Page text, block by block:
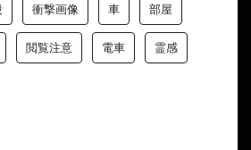
衝撃画像 車 部屋
閲覧注意 電車 霊感